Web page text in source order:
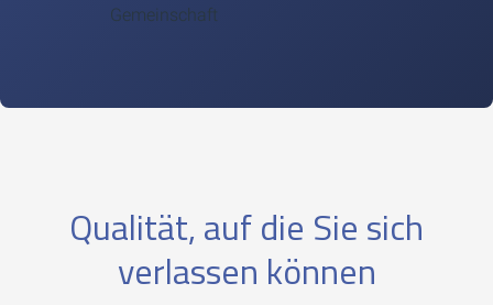
Gemeinschaft
Qualität, auf die Sie sich
verlassen können